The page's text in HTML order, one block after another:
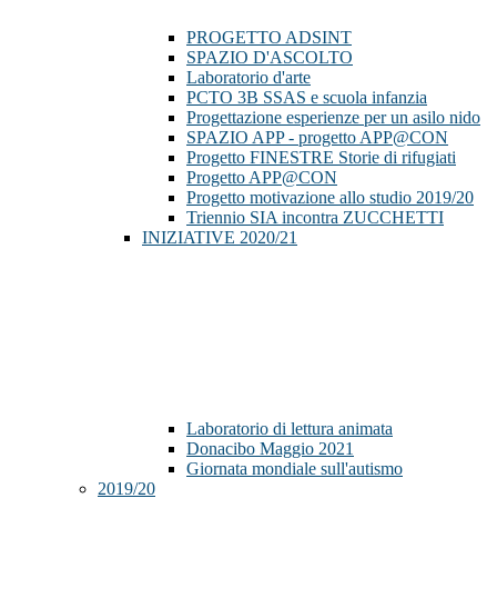
PROGETTO ADSINT
SPAZIO D'ASCOLTO
Laboratorio d'arte
PCTO 3B SSAS e scuola infanzia
Progettazione esperienze per un asilo nido
SPAZIO APP - progetto APP@CON
Progetto FINESTRE Storie di rifugiati
Progetto APP@CON
Progetto motivazione allo studio 2019/20
Triennio SIA incontra ZUCCHETTI
INIZIATIVE 2020/21
Laboratorio di lettura animata
Donacibo Maggio 2021
Giornata mondiale sull'autismo
2019/20